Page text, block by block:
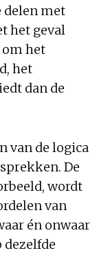
delen met
het geval
om het
het
dan de
van de logica
De
wordt
van
én onwaar